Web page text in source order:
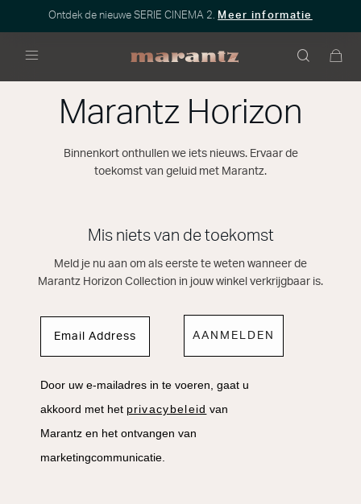
Ontdek de nieuwe SERIE CINEMA 2. Meer informatie
Marantz Horizon
Binnenkort onthullen we iets nieuws. Ervaar de
toekomst van geluid met Marantz.
Mis niets van de toekomst
Meld je nu aan om als eerste te weten wanneer de
Marantz Horizon Collection in jouw winkel verkrijgbaar is.
AANMELDEN
Door uw e-mailadres in te voeren, gaat u
akkoord met het privacybeleid van
Marantz en het ontvangen van
marketingcommunicatie.